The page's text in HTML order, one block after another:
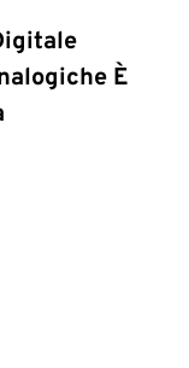
È